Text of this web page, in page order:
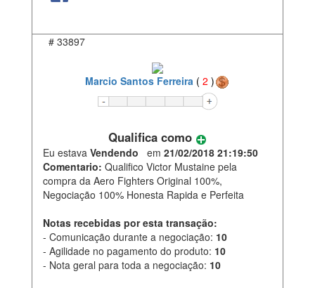
# 33897
Marcio Santos Ferreira ( 2 )
Qualifica como
Eu estava Vendendo em 21/02/2018 21:19:50
Comentario: Qualifico Victor Mustaine pela
compra da Aero Fighters Original 100%,
Negociação 100% Honesta Rapida e Perfeita
Notas recebidas por esta transação:
- Comunicação durante a negociação: 10
- Agilidade no pagamento do produto: 10
- Nota geral para toda a negociação: 10